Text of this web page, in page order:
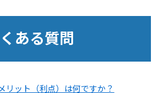
ある質問
ット（利点）は何ですか？